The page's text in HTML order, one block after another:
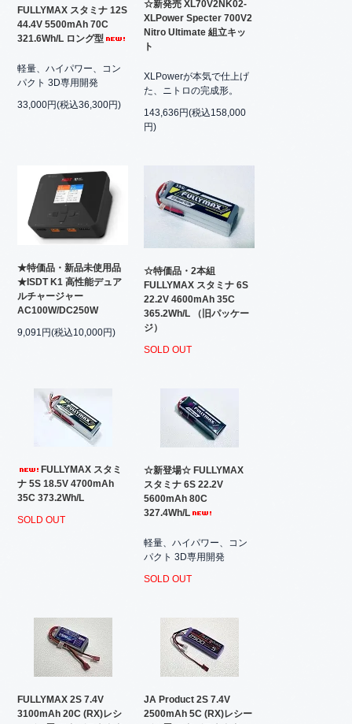
FULLYMAX スタミナ 12S
44.4V 5500mAh 70C
321.6Wh/L ロング型
軽量、ハイパワー、コン
パクト 3D専用開発
33,000円(税込36,300円)
☆新発売 XL70V2NK02-
XLPower Specter 700V2
Nitro Ultimate 組立キッ
ト
XLPowerが本気で仕上げ
た、ニトロの完成形。
143,636円(税込158,000
円)
★特価品・新品未使用品
★ISDT K1 高性能デュア
ルチャージャー
AC100W/DC250W
9,091円(税込10,000円)
☆特価品・2本組
FULLYMAX スタミナ 6S
22.2V 4600mAh 35C
365.2Wh/L （旧パッケー
ジ）
SOLD OUT
FULLYMAX スタミ
ナ 5S 18.5V 4700mAh
35C 373.2Wh/L
SOLD OUT
☆新登場☆ FULLYMAX
スタミナ 6S 22.2V
5600mAh 80C
327.4Wh/L
軽量、ハイパワー、コン
パクト 3D専用開発
SOLD OUT
FULLYMAX 2S 7.4V
3100mAh 20C (RX)レシ
JA Product 2S 7.4V
2500mAh 5C (RX)レシー